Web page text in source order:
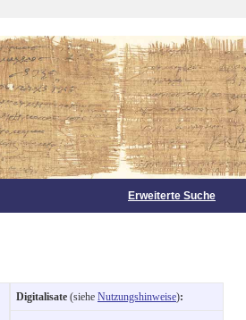
Erweiterte Suche
Digitalisate (siehe Nutzungshinweise):